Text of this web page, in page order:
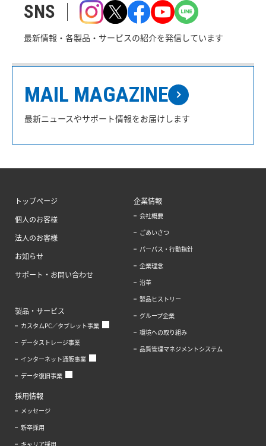
SNS
最新情報・各製品・サービスの紹介を発信しています
MAIL MAGAZINE
最新ニュースやサポート情報をお届けします
トップページ
個人のお客様
法人のお客様
お知らせ
サポート・お問い合わせ
製品・サービス
カスタムPC／タブレット事業
データストレージ事業
インターネット通販事業
データ復旧事業
企業情報
会社概要
ごあいさつ
パーパス・行動指針
企業理念
沿革
製品ヒストリー
グループ企業
環境への取り組み
品質管理マネジメントシステム
採用情報
メッセージ
新卒採用
キャリア採用